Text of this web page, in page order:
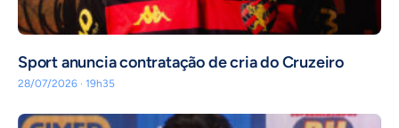
Sport anuncia contratação de cria do Cruzeiro
28/07/2026 · 19h35